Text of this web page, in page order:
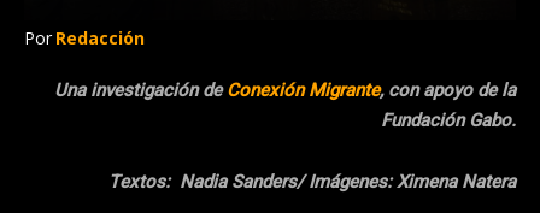
Por Redacción
Una investigación deConexión Migrante, con apoyo de la
Fundación Gabo.
Textos: Nadia Sanders/ Imágenes: Ximena Natera